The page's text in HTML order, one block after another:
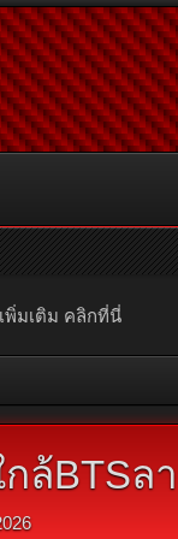
พิ่มเติม คลิกที่นี่
ล้BTSล